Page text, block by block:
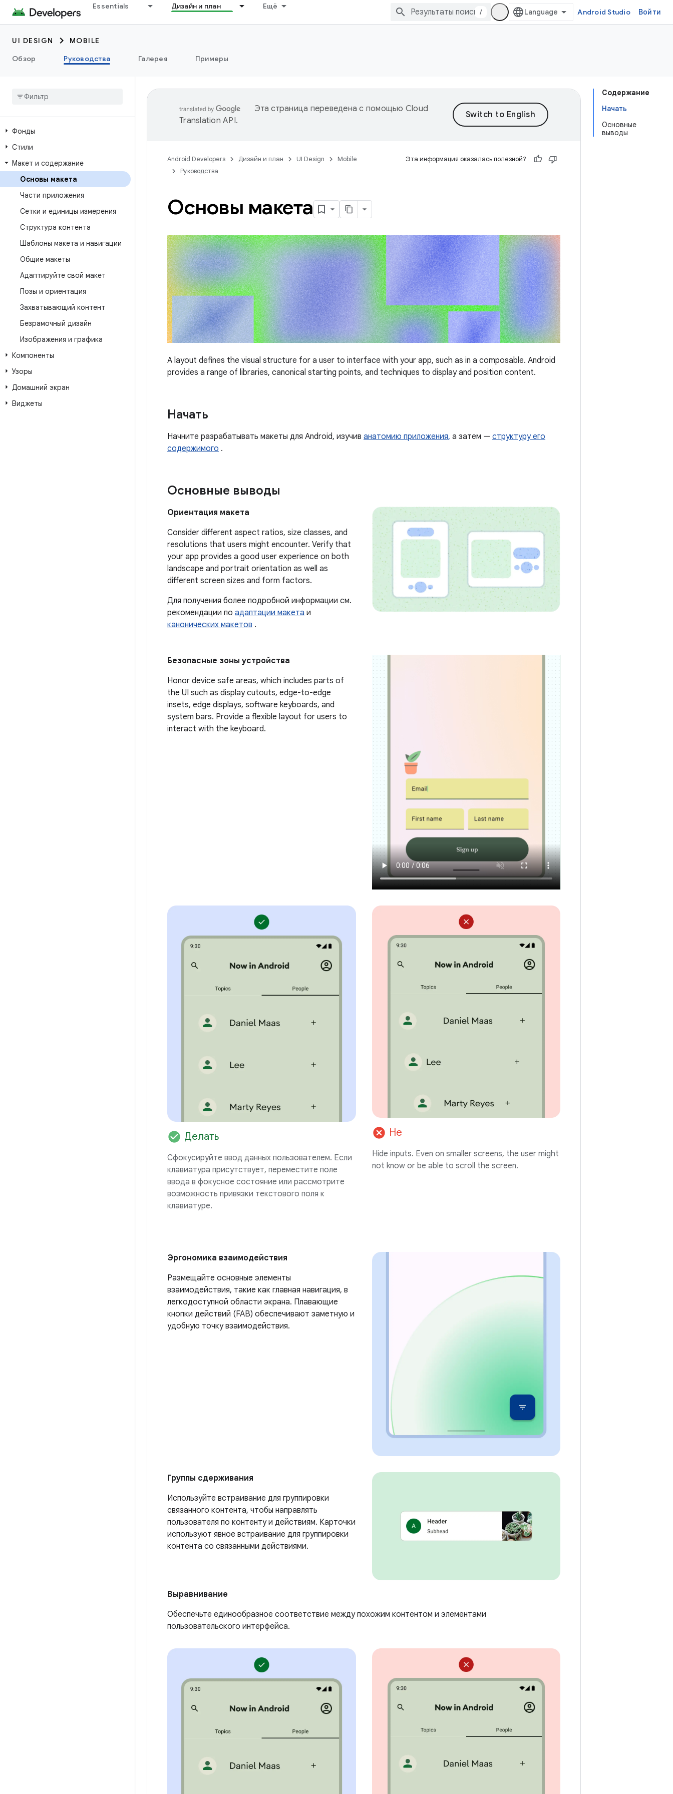
Essentials Дизайн и план Ещё
/ Android Studio Войти
UI DESIGN
MOBILE
Обзор
Руководства Галерея Примеры
Фонды
Стили
Макет и содержание
Основы макета
Части приложения
Сетки и единицы измерения
Структура контента
Шаблоны макета и навигации
Общие макеты
Адаптируйте свой макет
Позы и ориентация
Захватывающий контент
Безрамочный дизайн
Изображения и графика
Компоненты
Узоры
Домашний экран
Виджеты
Содержание
Начать
Основные
выводы
Эта страница переведена с помощью Cloud
Translation API.
Android Developers Дизайн и план UI Design
Mobile
Руководства
Эта информация оказалась полезной?
Основы макета
A layout defines the visual structure for a user to interface with your app, such as in a composable. Android
provides a range of libraries, canonical starting points, and techniques to display and position content.
Начать
Начните разрабатывать макеты для Android, изучив анатомию приложения, а затем — структуру его
содержимого .
Основные выводы
Ориентация макета
Consider different aspect ratios, size classes, and
resolutions that users might encounter. Verify that
your app provides a good user experience on both
landscape and portrait orientation as well as
different screen sizes and form factors.
Для получения более подробной информации см.
рекомендации по адаптации макета и
канонических макетов .
Безопасные зоны устройства
Honor device safe areas, which includes parts of
the UI such as display cutouts, edge-to-edge
insets, edge displays, software keyboards, and
system bars. Provide a flexible layout for users to
interact with the keyboard.
check_circle Делать
Сфокусируйте ввод данных пользователем. Если
клавиатура присутствует, переместите поле
ввода в фокусное состояние или рассмотрите
возможность привязки текстового поля к
клавиатуре.
cancel Не
Hide inputs. Even on smaller screens, the user might
not know or be able to scroll the screen.
Эргономика взаимодействия
Размещайте основные элементы
взаимодействия, такие как главная навигация, в
легкодоступной области экрана. Плавающие
кнопки действий (FAB) обеспечивают заметную и
удобную точку взаимодействия.
Группы сдерживания
Используйте встраивание для группировки
связанного контента, чтобы направлять
пользователя по контенту и действиям. Карточки
используют явное встраивание для группировки
контента со связанными действиями.
Выравнивание
Обеспечьте единообразное соответствие между похожим контентом и элементами
пользовательского интерфейса.